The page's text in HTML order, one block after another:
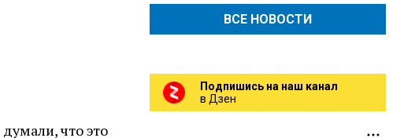
что это
ВСЕ НОВОСТИ
Подпишись на наш канал
в Дзен